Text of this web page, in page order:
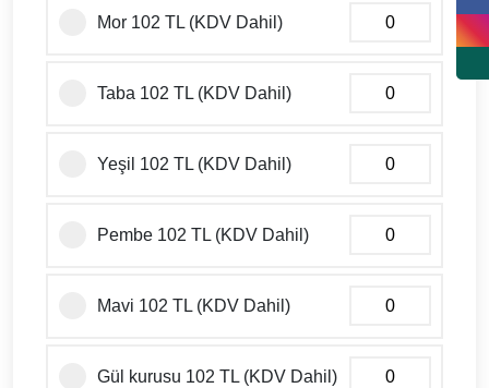
Mor 102 TL (KDV Dahil)
Taba 102 TL (KDV Dahil)
Yeşil 102 TL (KDV Dahil)
Pembe 102 TL (KDV Dahil)
Mavi 102 TL (KDV Dahil)
Gül kurusu 102 TL (KDV Dahil)